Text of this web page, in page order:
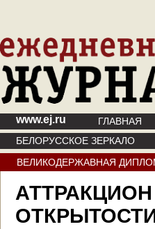
www.ej.ru ГЛАВНАЯ
БЕЛОРУССКОЕ ЗЕРКАЛО
ВЕЛИКОДЕРЖАВНАЯ